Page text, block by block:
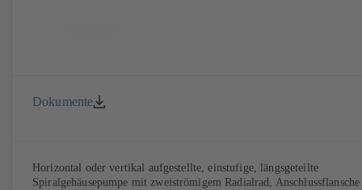
Dokumente
Horizontal oder vertikal aufgestellte, einstufige, längsgeteilte
Spiralgehäusepumpe mit zweiströmigem Radialrad, Anschlussflansche